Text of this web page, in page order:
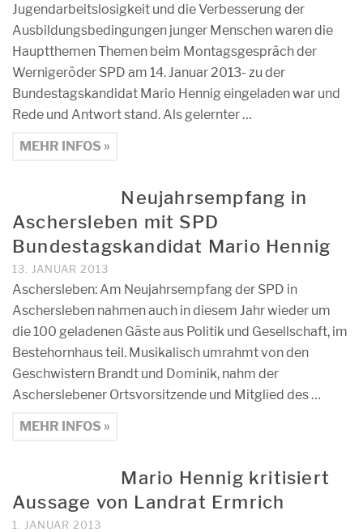
Jugendarbeitslosigkeit und die Verbesserung der
Ausbildungsbedingungen junger Menschen waren die
Hauptthemen Themen beim Montagsgespräch der
Wernigeröder SPD am 14. Januar 2013- zu der
Bundestagskandidat Mario Hennig eingeladen war und
Rede und Antwort stand. Als gelernter …
MEHR INFOS »
Neujahrsempfang in
Aschersleben mit SPD
Bundestagskandidat Mario Hennig
13. JANUAR 2013
Aschersleben: Am Neujahrsempfang der SPD in
Aschersleben nahmen auch in diesem Jahr wieder um
die 100 geladenen Gäste aus Politik und Gesellschaft, im
Bestehornhaus teil. Musikalisch umrahmt von den
Geschwistern Brandt und Dominik, nahm der
Ascherslebener Ortsvorsitzende und Mitglied des …
MEHR INFOS »
Mario Hennig kritisiert
Aussage von Landrat Ermrich
1. JANUAR 2013